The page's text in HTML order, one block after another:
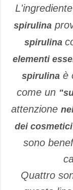
spirulina
spirulina
elementi
spirulina è
come un
attenzione
dei cosmetici
sono
Quattro